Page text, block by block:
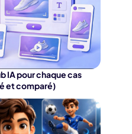
IA pour chaque cas
et comparé)